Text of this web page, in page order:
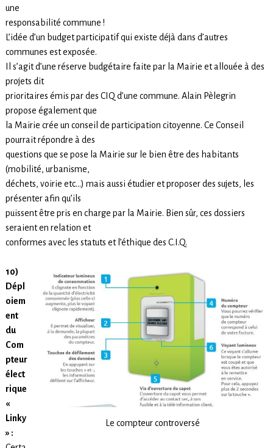
une
responsabilité commune !
L’idée d’un budget participatif qui existe déjà dans d’autres
communes est exposée.
Il s’agit d’une réserve budgétaire faite par la Mairie et allouée à des
projets dit
prioritaires émis par des CIQ d’une commune. Alain Pèlegrin
propose également que
la Mairie crée un conseil de participation citoyenne. Ce Conseil
pourrait répondre à des
questions que se pose la Mairie sur le bien être des habitants
(mobilité, urbanisme,
déchets, voirie etc…) mais aussi étudier et proposer des sujets, les
présenter afin qu’ils
puissent être pris en charge par la Mairie. Bien sûr, ces dossiers
seraient en relation et
conformes avec les statuts et l’éthique des C.I.Q.
Le compteur controversé
10)
Dépl
oiem
ent
du
Com
pteur
élect
rique
«
Linky
» :